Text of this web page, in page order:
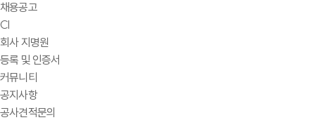
채용공고
CI
회사 지명원
등록 및 인증서
커뮤니티
공지사항
공사견적문의